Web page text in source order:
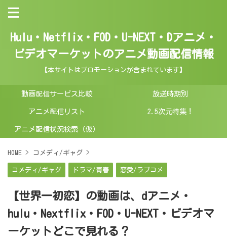
Hulu・Netflix・FOD・U-NEXT・Dアニメ・
ビデオマーケットのアニメ動画配信情報
【本サイトはプロモーションが含まれています】
動画配信サービス比較 放送時期別
アニメ配信リスト 2.5次元特集！
アニメ配信状況検索（仮）
HOME > コメディ/ギャグ >
コメディ/ギャグ ドラマ/青春 恋愛/ラブコメ
【世界一初恋】の動画は、dアニメ・
hulu・Nextflix・FOD・U-NEXT・ビデオマ
ーケットどこで見れる？